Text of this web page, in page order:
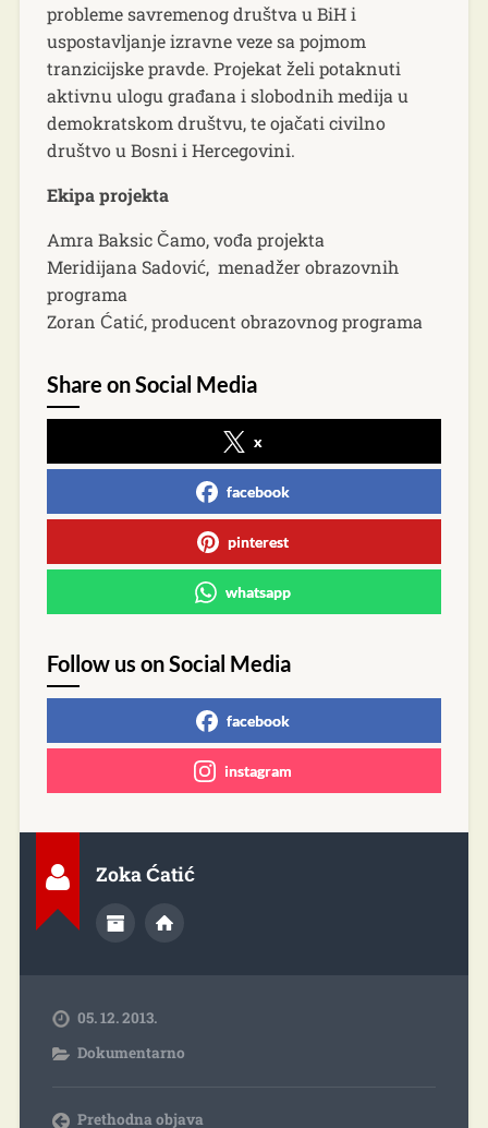
probleme savremenog društva u BiH i
uspostavljanje izravne veze sa pojmom
tranzicijske pravde. Projekat želi potaknuti
aktivnu ulogu građana i slobodnih medija u
demokratskom društvu, te ojačati civilno
društvo u Bosni i Hercegovini.
Ekipa projekta
Amra Baksic Čamo, vođa projekta
Meridijana Sadović, menadžer obrazovnih
programa
Zoran Ćatić, producent obrazovnog programa
Share on Social Media
x
facebook
pinterest
whatsapp
Follow us on Social Media
facebook
instagram
Zoka Ćatić
05. 12. 2013.
Dokumentarno
Prethodna objava